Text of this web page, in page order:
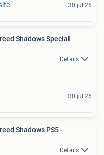
30 jul 26
Shadows Special
Details
30 jul 26
Shadows PS5 -
Details